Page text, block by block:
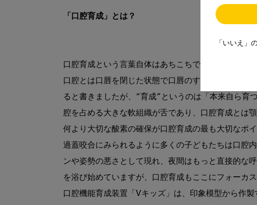
「いいえ」
「口腔育成」とは？
口腔育成という言葉自体はあちこちで使われており
口腔とは口唇を閉じた状態で口唇のすぐ内側から咽
ると書きましたが、“育成”というのは「本来自ら育
腔を占める大きな軟組織が舌であり、口腔育成とは
何より大切な酸素の確保が口腔育成の最も大切なポイ
過蓋咬合にみられるように多くの子どもたちは口腔
ンや姿勢の悪さとして現れ、夜間はもっと直接的な
を浴び始めていますが、口腔育成もここにフォーカス
口腔機能育成装置「Vキッズ」は、印象模型から作